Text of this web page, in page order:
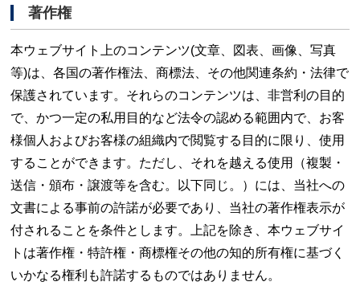
著作権
本ウェブサイト上のコンテンツ(文章、図表、画像、写真
等)は、各国の著作権法、商標法、その他関連条約・法律で
保護されています。それらのコンテンツは、非営利の目的
で、かつ一定の私用目的など法令の認める範囲内で、お客
様個人およびお客様の組織内で閲覧する目的に限り、使用
することができます。ただし、それを越える使用（複製・
送信・頒布・譲渡等を含む。以下同じ。）には、当社への
文書による事前の許諾が必要であり、当社の著作権表示が
付されることを条件とします。上記を除き、本ウェブサイ
トは著作権・特許権・商標権その他の知的所有権に基づく
いかなる権利も許諾するものではありません。